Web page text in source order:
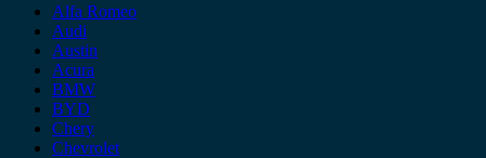
Alfa Romeo
Audi
Austin
Acura
BMW
BYD
Chery
Chevrolet